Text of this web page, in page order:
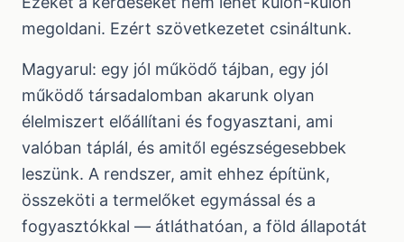
megoldani. Ezért szövetkezetet csináltunk.
Magyarul: egy jól működő tájban, egy jól
működő társadalomban akarunk olyan
élelmiszert előállítani és fogyasztani, ami
valóban táplál, és amitől egészségesebbek
leszünk. A rendszer, amit ehhez építünk,
összeköti a termelőket egymással és a
fogyasztókkal — átláthatóan, a föld állapotát